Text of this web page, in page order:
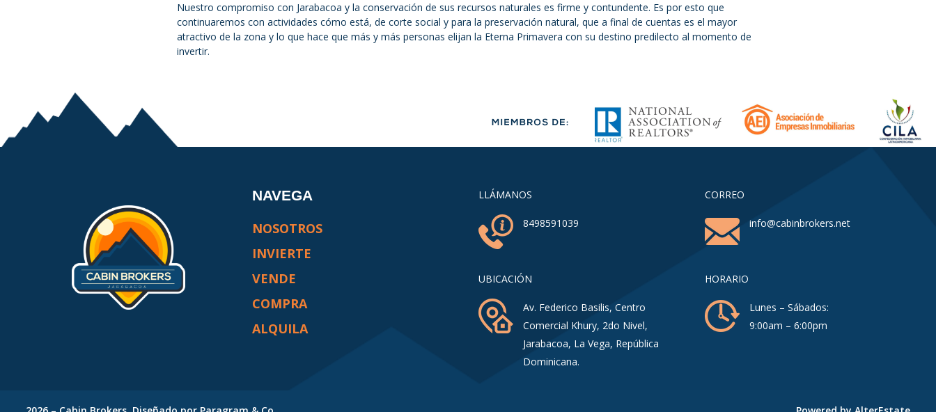
Nuestro compromiso con Jarabacoa y la conservación de sus recursos naturales es firme y contundente. Es por esto que
continuaremos con actividades cómo está, de corte social y para la preservación natural, que a final de cuentas es el mayor
atractivo de la zona y lo que hace que más y más personas elijan la Eterna Primavera con su destino predilecto al momento de
invertir.
NAVEGA
NOSOTROS
INVIERTE
VENDE
COMPRA
ALQUILA
LLÁMANOS
8498591039
UBICACIÓN
Av. Federico Basilis, Centro
Comercial Khury, 2do Nivel,
Jarabacoa, La Vega, República
Dominicana.
CORREO
info@cabinbrokers.net
HORARIO
Lunes – Sábados:
9:00am – 6:00pm